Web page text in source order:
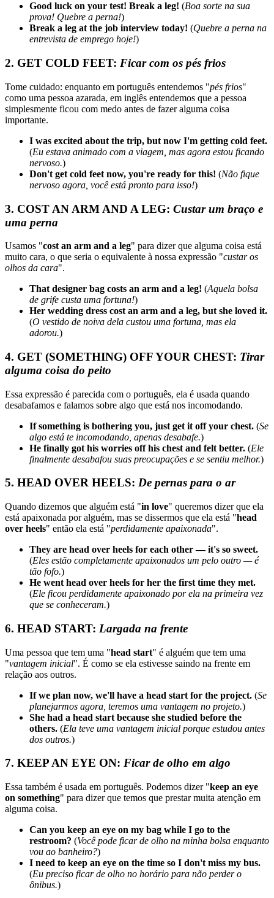
Good luck on your test! Break a leg! (Boa sorte na sua
prova! Quebre a perna!)
Break a leg at the job interview today! (Quebre a perna na
entrevista de emprego hoje!)
2. GET COLD FEET: Ficar com os pés frios
Tome cuidado: enquanto em português entendemos "pés frios"
como uma pessoa azarada, em inglês entendemos que a pessoa
simplesmente ficou com medo antes de fazer alguma coisa
importante.
I was excited about the trip, but now I'm getting cold feet.
(Eu estava animado com a viagem, mas agora estou ficando
nervoso.)
Don't get cold feet now, you're ready for this! (Não fique
nervoso agora, você está pronto para isso!)
3. COST AN ARM AND A LEG: Custar um braço e
uma perna
Usamos "cost an arm and a leg" para dizer que alguma coisa está
muito cara, o que seria o equivalente à nossa expressão "custar os
olhos da cara".
That designer bag costs an arm and a leg! (Aquela bolsa
de grife custa uma fortuna!)
Her wedding dress cost an arm and a leg, but she loved it.
(O vestido de noiva dela custou uma fortuna, mas ela
adorou.)
4. GET (SOMETHING) OFF YOUR CHEST: Tirar
alguma coisa do peito
Essa expressão é parecida com o português, ela é usada quando
desabafamos e falamos sobre algo que está nos incomodando.
If something is bothering you, just get it off your chest. (Se
algo está te incomodando, apenas desabafe.)
He finally got his worries off his chest and felt better. (Ele
finalmente desabafou suas preocupações e se sentiu melhor.)
5. HEAD OVER HEELS: De pernas para o ar
Quando dizemos que alguém está "in love" queremos dizer que ela
está apaixonada por alguém, mas se dissermos que ela está "head
over heels" então ela está "perdidamente apaixonada".
They are head over heels for each other — it's so sweet.
(Eles estão completamente apaixonados um pelo outro — é
tão fofo.)
He went head over heels for her the first time they met.
(Ele ficou perdidamente apaixonado por ela na primeira vez
que se conheceram.)
6. HEAD START: Largada na frente
Uma pessoa que tem uma "head start" é alguém que tem uma
"vantagem inicial". É como se ela estivesse saindo na frente em
relação aos outros.
If we plan now, we'll have a head start for the project. (Se
planejarmos agora, teremos uma vantagem no projeto.)
She had a head start because she studied before the
others. (Ela teve uma vantagem inicial porque estudou antes
dos outros.)
7. KEEP AN EYE ON: Ficar de olho em algo
Essa também é usada em português. Podemos dizer "keep an eye
on something" para dizer que temos que prestar muita atenção em
alguma coisa.
Can you keep an eye on my bag while I go to the
restroom? (Você pode ficar de olho na minha bolsa enquanto
vou ao banheiro?)
I need to keep an eye on the time so I don't miss my bus.
(Eu preciso ficar de olho no horário para não perder o
ônibus.)